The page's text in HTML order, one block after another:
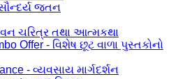
જતન
ચરિત્ર તથા આત્મકથા
Offer - વિશેષ છૂટ વાળા પુસ્તકોનો
- વ્યવસાય માર્ગદર્શન